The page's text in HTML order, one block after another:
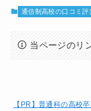
通信制高校の口コミ評
当ページのリ
【PR】普通科の高校